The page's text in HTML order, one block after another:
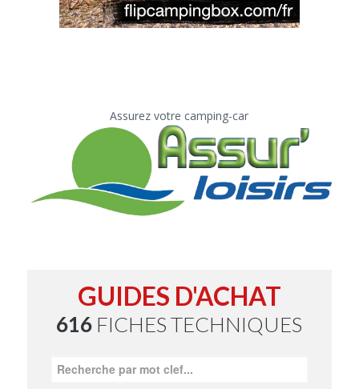
Assurez votre camping-car
GUIDES D'ACHAT
616 FICHES TECHNIQUES